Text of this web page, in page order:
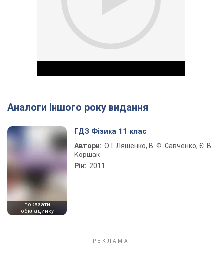
Play Video
Аналоги іншого року видання
показати
обкладинку
ГДЗ Фізика 11 клас
Автори: О. І. Ляшенко, В. Ф. Савченко, Є. В.
Коршак
Рік: 2011